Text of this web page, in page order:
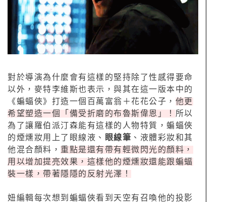
對於導演為什麼會有這樣的堅持除了性感得要命
以外，麥特李維斯也表示，與其在這一版本中的
《蝙蝠俠》打造一個百萬富翁＋花花公子， 他更
希望塑造一個「備受折磨的布魯斯偉恩」！ 所以
為了讓羅伯派汀森能有這樣的人物特質，蝙蝠俠
的煙燻妝用上了眼線液、
眼線筆 、液體彩妝和其
他混合顏料， 重點是還有帶有輕微閃光的顏料，
用以增加提亮效果，這樣他的煙燻妝還能跟蝙蝠
裝一樣，帶著隱隱的反射光澤！
妞編輯每次想到蝙蝠俠看到天空有召喚他的投影